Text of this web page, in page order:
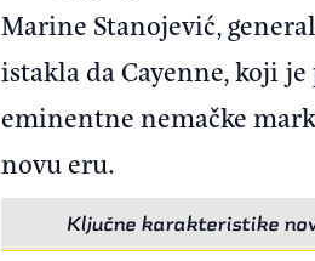
Marine Stanojević,
istakla da Cayenne, koji
eminentne nemačke
novu eru.
Ključne karakteristike